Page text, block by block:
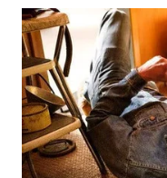
MALUKU
WN
MALUT
WN
DAIRI